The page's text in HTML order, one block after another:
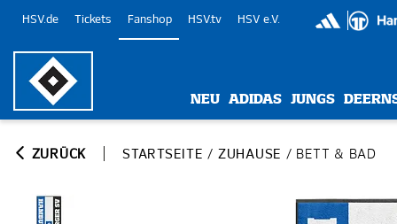
HSV.de Tickets Fanshop HSV.tv HSV e.V.
NEU ADIDAS JUNGS
ZURÜCK STARTSEITE / ZUHAUSE / BETT & BAD